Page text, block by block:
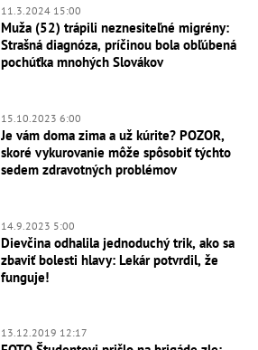
11.3.2024 15:00
Muža (52) trápili neznesiteľné migrény:
Strašná diagnóza, príčinou bola obľúbená
pochúťka mnohých Slovákov
15.10.2023 6:00
Je vám doma zima a už kúrite? POZOR,
skoré vykurovanie môže spôsobiť týchto
sedem zdravotných problémov
14.9.2023 5:00
Dievčina odhalila jednoduchý trik, ako sa
zbaviť bolesti hlavy: Lekár potvrdil, že
funguje!
13.12.2019 12:17